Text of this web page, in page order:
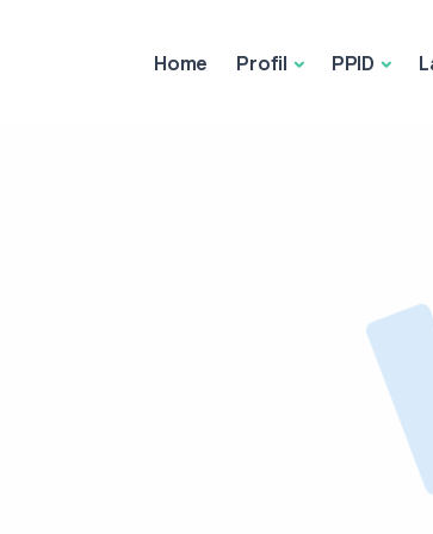
Home Profil PPID